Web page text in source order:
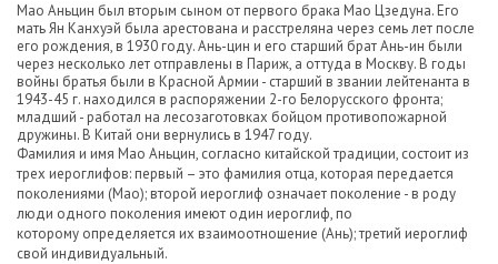
Мао Аньцин был вторым сыном от первого брака Мао Цзедуна. Его
мать Ян Канхуэй была арестована и расстреляна через семь лет после
его рождения, в 1930 году. Ань-цин и его старший брат Ань-ин были
через несколько лет отправлены в Париж, а оттуда в Москву. В годы
войны братья были в Красной Армии - старший в звании лейтенанта в
1943-45 г. находился в распоряжении 2-го Белорусского фронта;
младший - работал на лесозаготовках бойцом противопожарной
дружины. В Китай они вернулись в 1947 году.
Фамилия и имя Мао Аньцин, согласно китайской традиции, состоит из
трех иероглифов: первый – это фамилия отца, которая передается
поколениями (Мао); второй иероглиф означает поколение - в роду
люди одного поколения имеют один иероглиф, по
которому определяется их взаимоотношение (Ань); третий иероглиф
свой индивидуальный.